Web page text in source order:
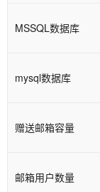
MSSQL数据库
mysql数据库
赠送邮箱容量
邮箱用户数量